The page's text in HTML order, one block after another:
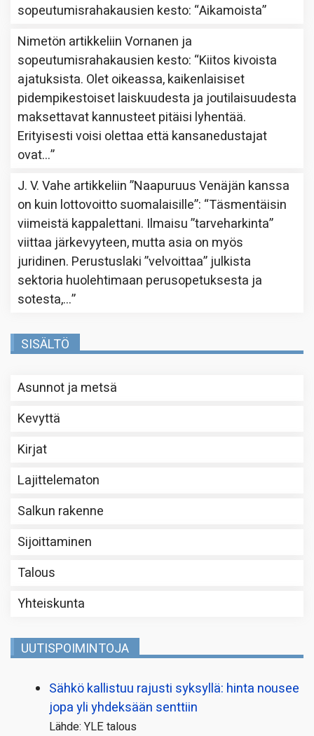
sopeutumisrahakausien kesto: “Aikamoista”
Nimetön artikkeliinVornanen ja
sopeutumisrahakausien kesto: “Kiitos kivoista
ajatuksista. Olet oikeassa, kaikenlaisiset
pidempikestoiset laiskuudesta ja joutilaisuudesta
maksettavat kannusteet pitäisi lyhentää.
Erityisesti voisi olettaa että kansanedustajat
ovat…”
J. V. Vahe artikkeliin”Naapuruus Venäjän kanssa
on kuin lottovoitto suomalaisille”: “Täsmentäisin
viimeistä kappalettani. Ilmaisu ”tarveharkinta”
viittaa järkevyyteen, mutta asia on myös
juridinen. Perustuslaki ”velvoittaa” julkista
sektoria huolehtimaan perusopetuksesta ja
sotesta,…”
SISÄLTÖ
Asunnot ja metsä
Kevyttä
Kirjat
Lajittelematon
Salkun rakenne
Sijoittaminen
Talous
Yhteiskunta
UUTISPOIMINTOJA
Sähkö kallistuu rajusti syksyllä: hinta nousee
jopa yli yhdeksään senttiin
Lähde: YLE talous